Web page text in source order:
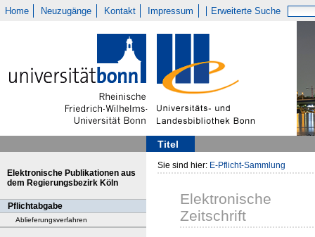
Home Neuzugänge Kontakt Impressum Erweiterte Suche
Titel
Elektronische Publikationen aus
dem Regierungsbezirk Köln
Pflichtabgabe
Ablieferungsverfahren
Sie sind hier: E-Pflicht-Sammlung
Elektronische
Zeitschrift